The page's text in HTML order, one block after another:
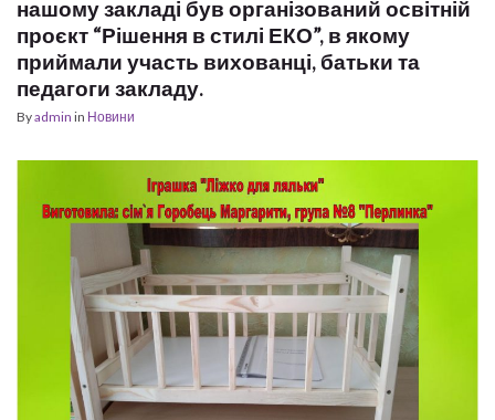
нашому закладі був організований освітній
проєкт “Рішення в стилі ЕКО”, в якому
приймали участь вихованці, батьки та
педагоги закладу.
Byadmin in Новини